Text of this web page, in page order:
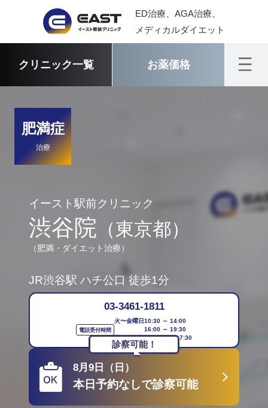
ED治療、AGA治療、
メディカルダイエット
クリニック一覧 お薬価格
肥満症
治療
イースト駅前クリニック
渋谷院 （東京都）
（肥満・ダイエット治療）
JR渋谷駅 ハチ公口 徒歩1分
03-3461-1811
電話受付時間
火〜金曜日10:30 ～ 14:00
16:00 ～ 19:30
土・日・祝日10:30 ～ 17:30
診察可能！
8月9日（日）
本日予約なしで診察可能